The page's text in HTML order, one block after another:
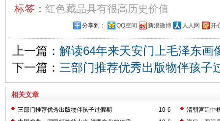
标签： 红色藏品具有很高历史价值
分享到： QQ空间 新浪微博 人人网 开
上一篇： 解读64年来天安门上毛泽东画
下一篇： 三部门推荐优秀出版物伴孩子
相关文章
10-6
三部门推荐优秀出版物伴孩子过假期
清朝宫廷中